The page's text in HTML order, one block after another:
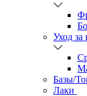
Уход за
Базы/
Лаки